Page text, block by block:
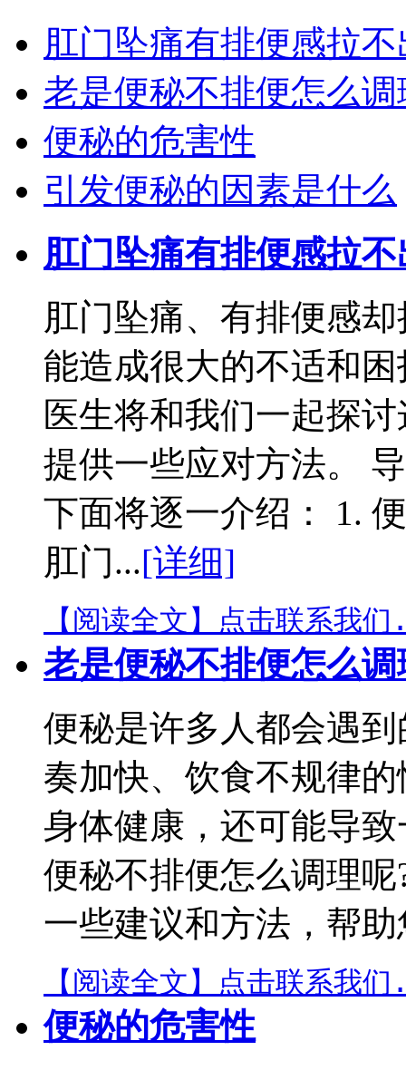
肛门坠痛有排便感拉
老是便秘不排便怎么调
便秘的危害性
引发便秘的因素是什么
肛门坠痛有排便感拉
肛门坠痛、有排便感
能造成很大的不适和
医生将和我们一起探
提供一些应对方法。
下面将逐一介绍： 1.
肛门...[详细]
【阅读全文】 点击联系我
老是便秘不排便怎么调
便秘是许多人都会遇
奏加快、饮食不规律
身体健康，还可能导
便秘不排便怎么调理
一些建议和方法，帮
【阅读全文】 点击联系我
便秘的危害性